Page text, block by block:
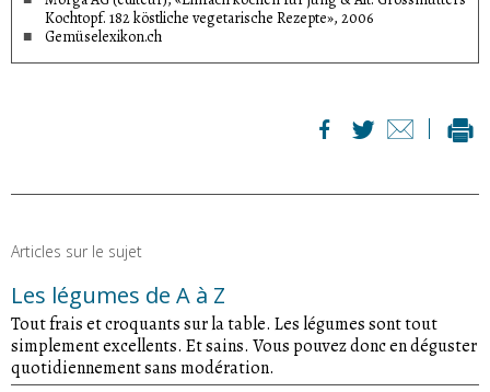
Kochtopf. 182 köstliche vegetarische Rezepte», 2006
Gemüselexikon.ch
Articles sur le sujet
Les légumes de A à Z
Tout frais et croquants sur la table. Les légumes sont tout
simplement excellents. Et sains. Vous pouvez donc en déguster
quotidiennement sans modération.